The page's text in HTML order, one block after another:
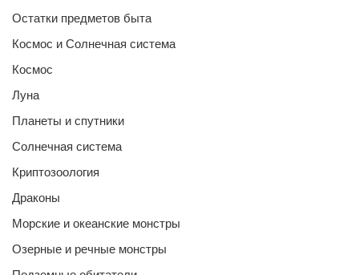
Остатки предметов быта
Космос и Солнечная система
Космос
Луна
Планеты и спутники
Солнечная система
Криптозоология
Драконы
Морские и океанские монстры
Озерные и речные монстры